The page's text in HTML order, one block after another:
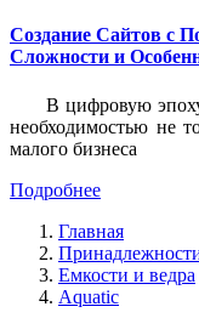
Создание Сайтов с
Сложности и
В цифровую
необходимостью не
малого бизнеса
Подробнее
Главная
Емкости и ведра
Aquatic